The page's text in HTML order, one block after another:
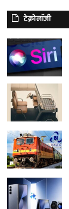
टेक्नोलॉजी